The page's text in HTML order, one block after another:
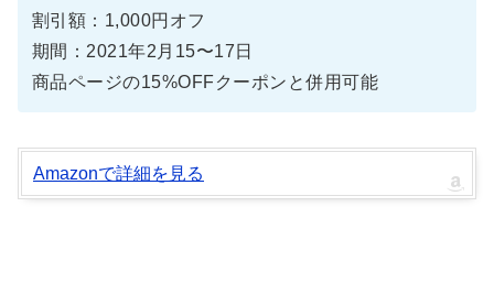
割引額：1,000円オフ
期間：2021年2月15〜17日
商品ページの15%OFFクーポンと併用可能
Amazonで詳細を見る